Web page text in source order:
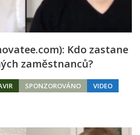
Kdo zastane
zaměstnanců?
SPONZOROVÁNO VIDEO